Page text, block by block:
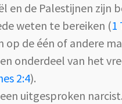
en de Palestijnen zijn
weten te bereiken (1
op de één of andere
onderdeel van het
2:4).
uitgesproken